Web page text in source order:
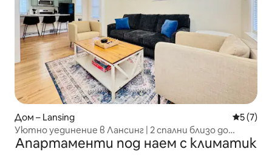
Дом – Lansing Средна
5 (7)
Уютно уединение в Лансинг | 2 спални близо до
Държавния университет на Мичиган и центъра
Апартаменти под наем с климатик